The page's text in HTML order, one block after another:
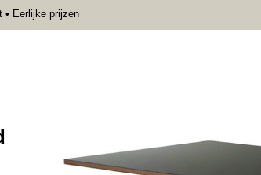
• Eerlijke prijzen